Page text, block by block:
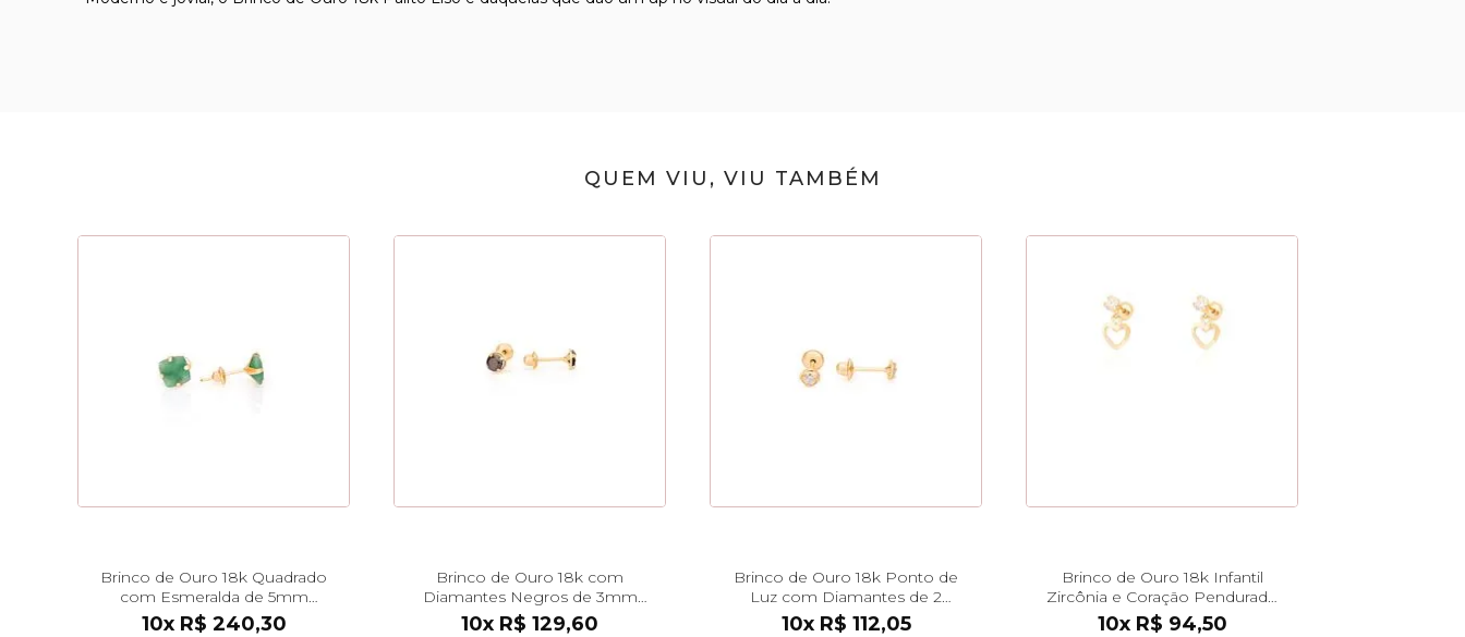
QUEM VIU, VIU TAMBÉM
Brinco de Ouro 18k Quadrado
com Esmeralda de 5mm
br29490
10x R$ 240,30
Brinco de Ouro 18k com
Diamantes Negros de 3mm
br29497
10x R$ 129,60
Brinco de Ouro 18k Ponto de
Luz com Diamantes de 2
Pontos br29498
10x R$ 112,05
Brinco de Ouro 18k Infantil
Zircônia e Coração Pendurado
br29495
10x R$ 94,50